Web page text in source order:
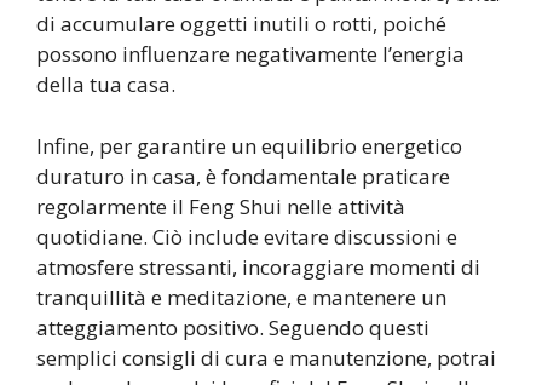
di accumulare oggetti inutili o rotti, poiché
possono influenzare negativamente l’energia
della tua casa.
Infine, per garantire un equilibrio energetico
duraturo in casa, è fondamentale praticare
regolarmente il Feng Shui nelle attività
quotidiane. Ciò include evitare discussioni e
atmosfere stressanti, incoraggiare momenti di
tranquillità e meditazione, e mantenere un
atteggiamento positivo. Seguendo questi
semplici consigli di cura e manutenzione, potrai